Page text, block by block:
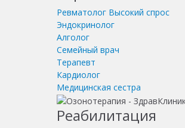
Ревматолог Высокий спрос
Эндокринолог
Алголог
Семейный врач
Терапевт
Кардиолог
Медицинская сестра
Реабилитация